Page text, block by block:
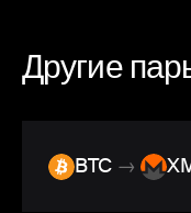
Другие
BTC →